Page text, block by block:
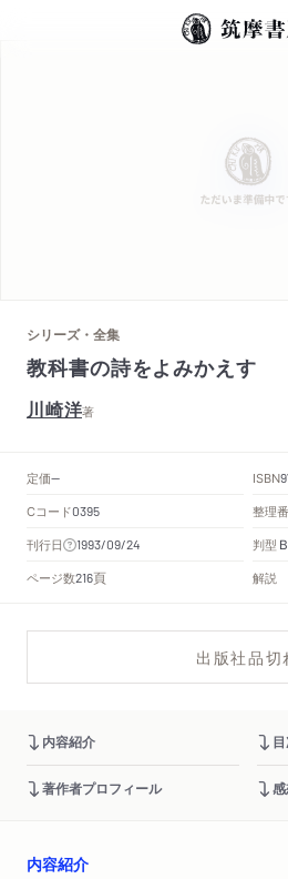
シリーズ・全集
教科書の詩をよみかえす
川崎洋著
定価-- ISBN
Cコード0395
整理
刊行日
1993/09/24 判型
ページ数216頁 解説
出版社品切
内容紹介
著作者プロフィール
内容紹介